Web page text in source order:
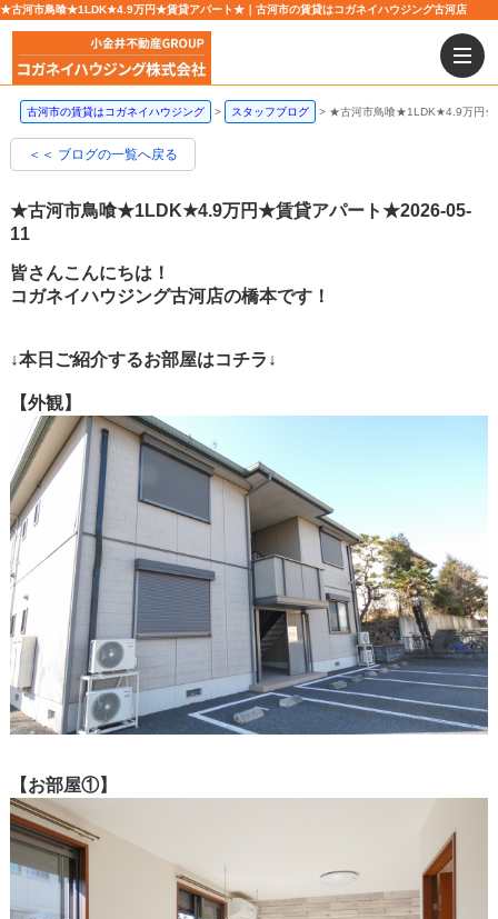
★古河市鳥喰★1LDK★4.9万円★賃貸アパート★｜古河市の賃貸はコガネイハウジング古河店
古河市の賃貸はコガネイハウジング スタッフブログ ★古河市鳥喰★1LDK★4.9万円★
＜＜ ブログの一覧へ戻る
★古河市鳥喰★1LDK★4.9万円★賃貸アパート★2026-05-
11
皆さんこんにちは！
コガネイハウジング古河店の橋本です！
↓本日ご紹介するお部屋はコチラ↓
【外観】
【お部屋①】